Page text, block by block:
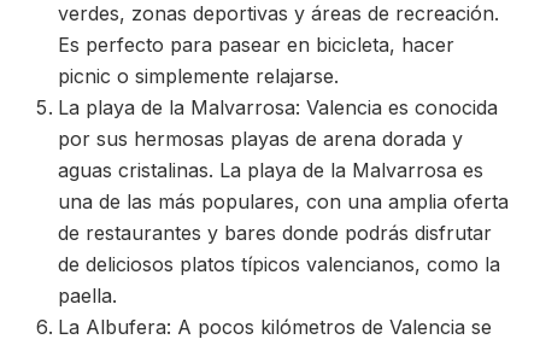
verdes, zonas deportivas y áreas de recreación.
Es perfecto para pasear en bicicleta, hacer
picnic o simplemente relajarse.
La playa de la Malvarrosa: Valencia es conocida
por sus hermosas playas de arena dorada y
aguas cristalinas. La playa de la Malvarrosa es
una de las más populares, con una amplia oferta
de restaurantes y bares donde podrás disfrutar
de deliciosos platos típicos valencianos, como la
paella.
La Albufera: A pocos kilómetros de Valencia se